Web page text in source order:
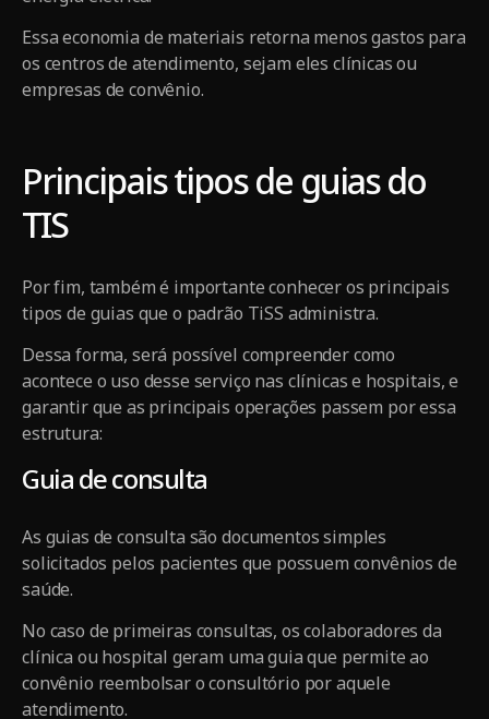
Essa economia de materiais retorna menos gastos para
os centros de atendimento, sejam eles clínicas ou
empresas de convênio.
Principais tipos de guias do
TIS
Por fim, também é importante conhecer os principais
tipos de guias que o padrão TiSS administra.
Dessa forma, será possível compreender como
acontece o uso desse serviço nas clínicas e hospitais, e
garantir que as principais operações passem por essa
estrutura:
Guia de consulta
As guias de consulta são documentos simples
solicitados pelos pacientes que possuem convênios de
saúde.
No caso de primeiras consultas, os colaboradores da
clínica ou hospital geram uma guia que permite ao
convênio reembolsar o consultório por aquele
atendimento.